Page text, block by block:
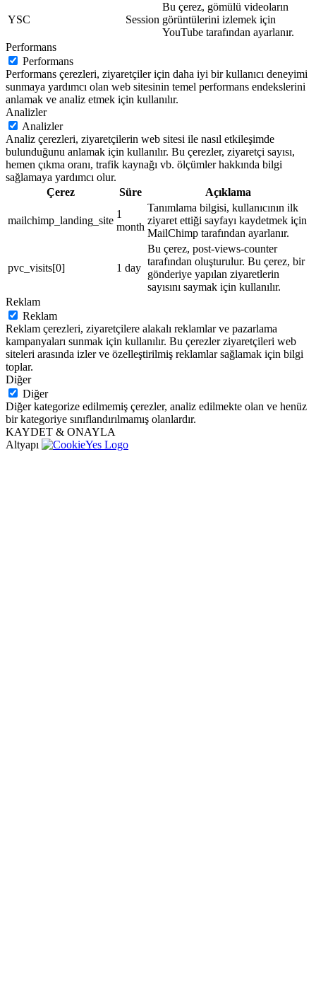
YSC Session
Bu çerez, gömülü videoların
görüntülerini izlemek için
YouTube tarafından ayarlanır.
Performans
Performans
Performans çerezleri, ziyaretçiler için daha iyi bir kullanıcı deneyimi
sunmaya yardımcı olan web sitesinin temel performans endekslerini
anlamak ve analiz etmek için kullanılır.
Analizler
Analizler
Analiz çerezleri, ziyaretçilerin web sitesi ile nasıl etkileşimde
bulunduğunu anlamak için kullanılır. Bu çerezler, ziyaretçi sayısı,
hemen çıkma oranı, trafik kaynağı vb. ölçümler hakkında bilgi
sağlamaya yardımcı olur.
Çerez
Süre Açıklama
mailchimp_landing_site
1
month
Tanımlama bilgisi, kullanıcının ilk
ziyaret ettiği sayfayı kaydetmek için
MailChimp tarafından ayarlanır.
pvc_visits[0] 1 day
Bu çerez, post-views-counter
tarafından oluşturulur. Bu çerez, bir
gönderiye yapılan ziyaretlerin
sayısını saymak için kullanılır.
Reklam
Reklam
Reklam çerezleri, ziyaretçilere alakalı reklamlar ve pazarlama
kampanyaları sunmak için kullanılır. Bu çerezler ziyaretçileri web
siteleri arasında izler ve özelleştirilmiş reklamlar sağlamak için bilgi
toplar.
Diğer
Diğer
Diğer kategorize edilmemiş çerezler, analiz edilmekte olan ve henüz
bir kategoriye sınıflandırılmamış olanlardır.
KAYDET & ONAYLA
Altyapı